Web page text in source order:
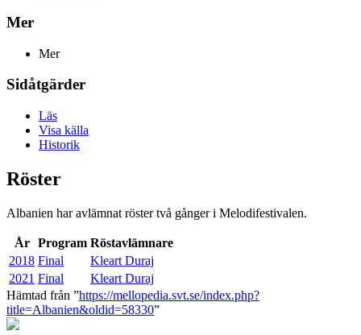
Mer
Mer
Sidåtgärder
Läs
Visa källa
Historik
Röster
Albanien har avlämnat röster två gånger i Melodifestivalen.
År Program Röstavlämnare
2018 Final
Kleart Duraj
2021 Final
Kleart Duraj
Hämtad från ”https://mellopedia.svt.se/index.php?
title=Albanien&oldid=58330”